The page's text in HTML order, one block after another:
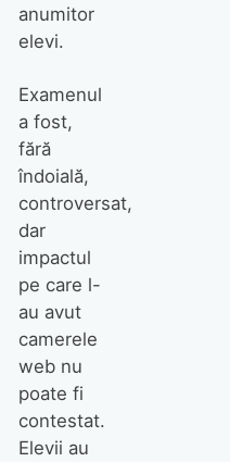
anumitor
elevi.
Examenul
a fost,
fără
îndoială,
controversat,
dar
impactul
pe care l-
au avut
camerele
web nu
poate fi
contestat.
Elevii au